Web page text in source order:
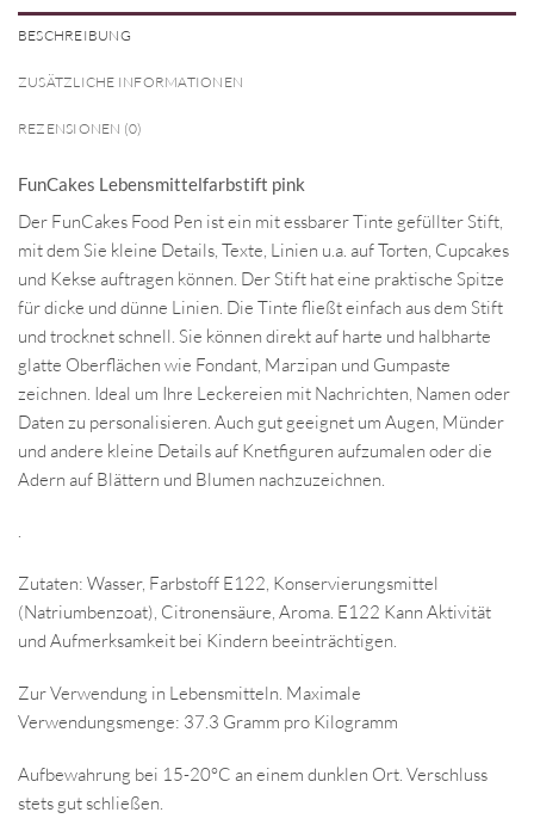
BESCHREIBUNG
ZUSÄTZLICHE INFORMATIONEN
REZENSIONEN (0)
FunCakes Lebensmittelfarbstift pink
Der FunCakes Food Pen ist ein mit essbarer Tinte gefüllter Stift,
mit dem Sie kleine Details, Texte, Linien u.a. auf Torten, Cupcakes
und Kekse auftragen können. Der Stift hat eine praktische Spitze
für dicke und dünne Linien. Die Tinte fließt einfach aus dem Stift
und trocknet schnell. Sie können direkt auf harte und halbharte
glatte Oberflächen wie Fondant, Marzipan und Gumpaste
zeichnen. Ideal um Ihre Leckereien mit Nachrichten, Namen oder
Daten zu personalisieren. Auch gut geeignet um Augen, Münder
und andere kleine Details auf Knetfiguren aufzumalen oder die
Adern auf Blättern und Blumen nachzuzeichnen.
.
Zutaten: Wasser, Farbstoff E122, Konservierungsmittel
(Natriumbenzoat), Citronensäure, Aroma. E122 Kann Aktivität
und Aufmerksamkeit bei Kindern beeinträchtigen.
Zur Verwendung in Lebensmitteln. Maximale
Verwendungsmenge: 37.3 Gramm pro Kilogramm
Aufbewahrung bei 15-20°C an einem dunklen Ort. Verschluss
stets gut schließen.